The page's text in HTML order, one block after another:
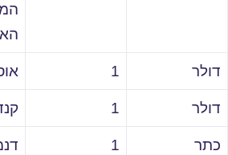
דולר 1
דולר 1
כתר 1